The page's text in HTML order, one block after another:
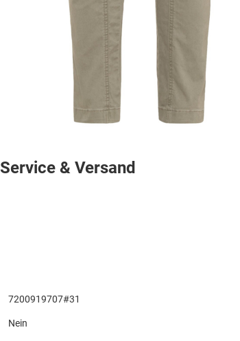
7200919707#31
Nein
Service & Versand